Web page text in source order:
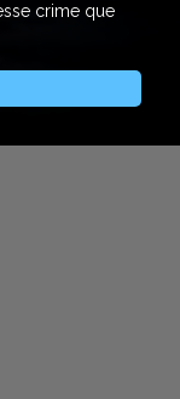
crime que